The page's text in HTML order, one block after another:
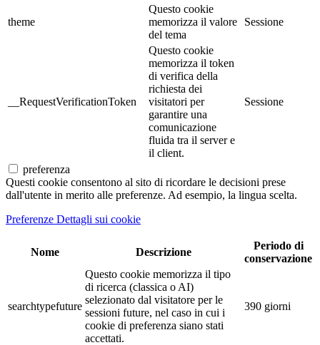
theme
Questo cookie
memorizza il valore
del tema
Sessione
__RequestVerificationToken
Questo cookie
memorizza il token
di verifica della
richiesta dei
visitatori per
garantire una
comunicazione
fluida tra il server e
il client.
Sessione
preferenza
Questi cookie consentono al sito di ricordare le decisioni prese
dall'utente in merito alle preferenze. Ad esempio, la lingua scelta.
Preferenze Dettagli sui cookie
Nome Descrizione
Periodo di
conservazione
searchtypefuture
Questo cookie memorizza il tipo
di ricerca (classica o AI)
selezionato dal visitatore per le
sessioni future, nel caso in cui i
cookie di preferenza siano stati
accettati.
390 giorni